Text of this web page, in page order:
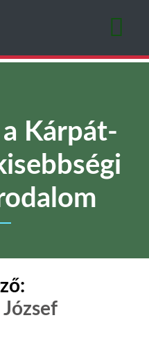
Kárpát-
József